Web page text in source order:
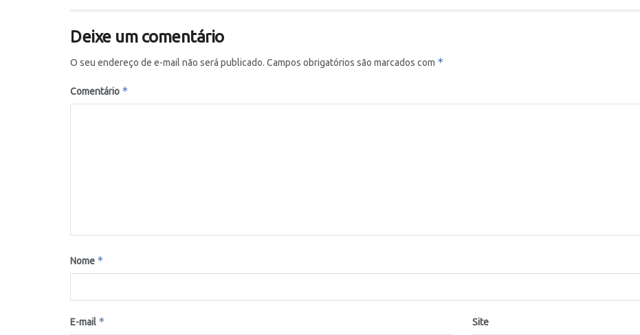
Deixe um comentário
O seu endereço de e-mail não será publicado. Campos obrigatórios são marcados com *
Comentário *
Nome *
E-mail * Site